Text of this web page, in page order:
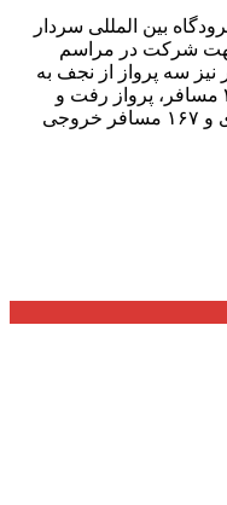
بین المللی سردار
شرکت در مراسم
ترک کردند. ۹ شهریور نیز سه پرواز از نجف به
رشت توسط شرکت هواپیمایی پویا با ۴۷ مسافر، پرواز رفت و
برگشت شرکت آتا با ۱۲۰ مسافر ورودی و ۱۶۷ مسافر خروجی